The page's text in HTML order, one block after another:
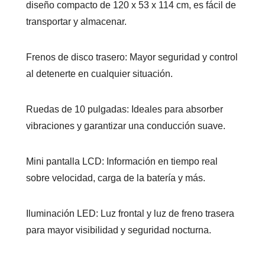
diseño compacto de 120 x 53 x 114 cm, es fácil de
transportar y almacenar.
Frenos de disco trasero: Mayor seguridad y control
al detenerte en cualquier situación.
Ruedas de 10 pulgadas: Ideales para absorber
vibraciones y garantizar una conducción suave.
Mini pantalla LCD: Información en tiempo real
sobre velocidad, carga de la batería y más.
Iluminación LED: Luz frontal y luz de freno trasera
para mayor visibilidad y seguridad nocturna.